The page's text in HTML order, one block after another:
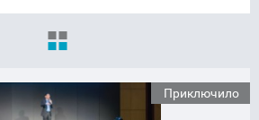
Приключило